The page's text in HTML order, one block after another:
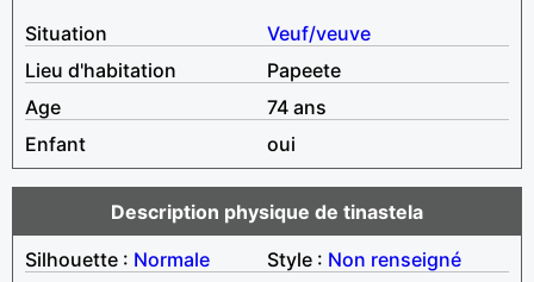
Situation
Veuf/veuve
Lieu d'habitation
Papeete
Age
74 ans
Enfant
oui
Description physique de tinastela
Silhouette : Normale Style : Non renseigné